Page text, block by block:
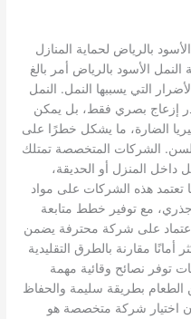
بالرياض لحماية المنازل
الأسود بالرياض أمر بالغ
التي يسببها النمل. النمل
إزعاج بصري فقط، بل يمكن
الضارة، ما يشكل خطرًا على
الشركات المتخصصة تمتلك
داخل المنزل أو الحديقة،
تعتمد هذه الشركات على مواد
مع توفير خطط متابعة
على شركة محترفة يضمن
مقارنة بالطرق التقليدية
توفر نصائح وقائية مهمة
بطريقة سليمة والحفاظ
اختيار شركة متخصصة هو